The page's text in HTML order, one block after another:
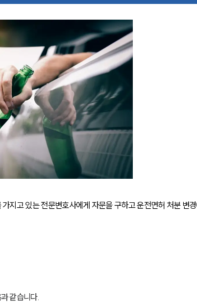
지고 있는 전문변호사에게 자문을 구하고 운전면허 처분 변경
같습니다.